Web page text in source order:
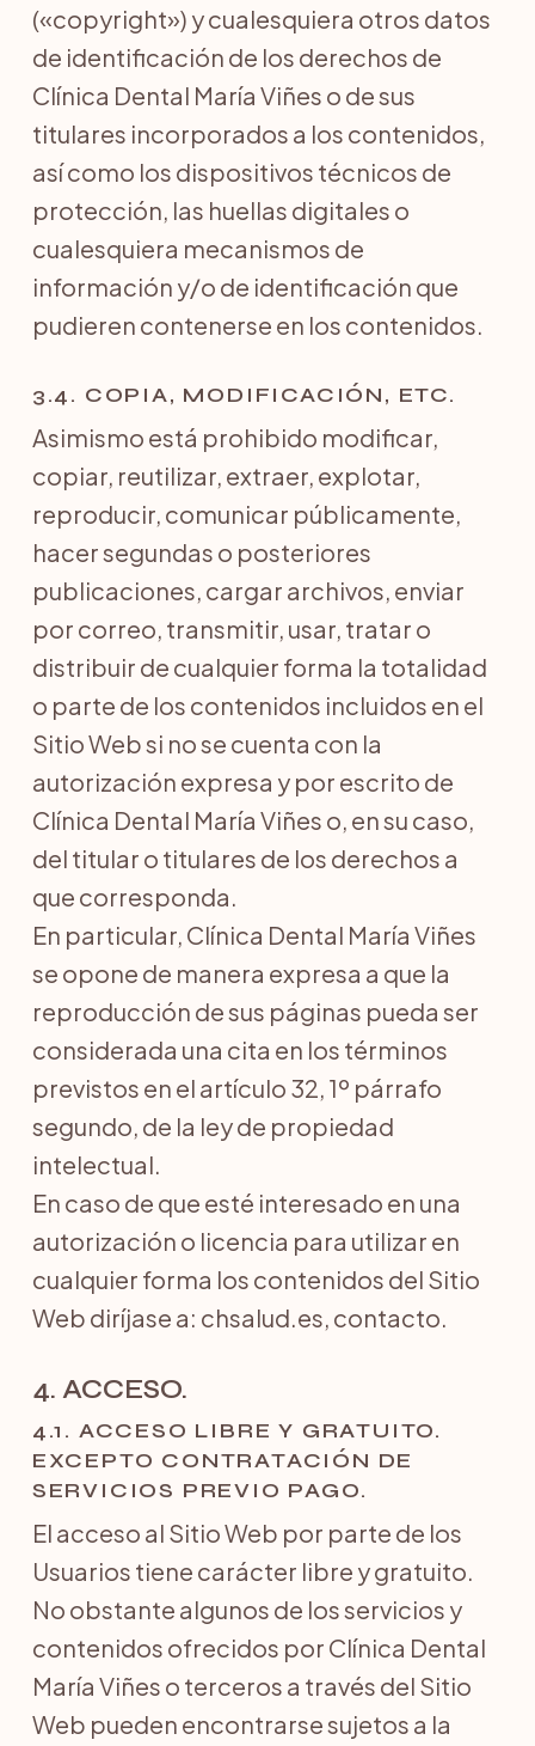
(«copyright») y cualesquiera otros datos
de identificación de los derechos de
Clínica Dental María Viñes o de sus
titulares incorporados a los contenidos,
así como los dispositivos técnicos de
protección, las huellas digitales o
cualesquiera mecanismos de
información y/o de identificación que
pudieren contenerse en los contenidos.
3.4. COPIA, MODIFICACIÓN, ETC.
Asimismo está prohibido modificar,
copiar, reutilizar, extraer, explotar,
reproducir, comunicar públicamente,
hacer segundas o posteriores
publicaciones, cargar archivos, enviar
por correo, transmitir, usar, tratar o
distribuir de cualquier forma la totalidad
o parte de los contenidos incluidos en el
Sitio Web si no se cuenta con la
autorización expresa y por escrito de
Clínica Dental María Viñes o, en su caso,
del titular o titulares de los derechos a
que corresponda.
En particular, Clínica Dental María Viñes
se opone de manera expresa a que la
reproducción de sus páginas pueda ser
considerada una cita en los términos
previstos en el artículo 32, 1º párrafo
segundo, de la ley de propiedad
intelectual.
En caso de que esté interesado en una
autorización o licencia para utilizar en
cualquier forma los contenidos del Sitio
Web diríjase a: chsalud.es, contacto.
4. ACCESO.
4.1. ACCESO LIBRE Y GRATUITO.
EXCEPTO CONTRATACIÓN DE
SERVICIOS PREVIO PAGO.
El acceso al Sitio Web por parte de los
Usuarios tiene carácter libre y gratuito.
No obstante algunos de los servicios y
contenidos ofrecidos por Clínica Dental
María Viñes o terceros a través del Sitio
Web pueden encontrarse sujetos a la